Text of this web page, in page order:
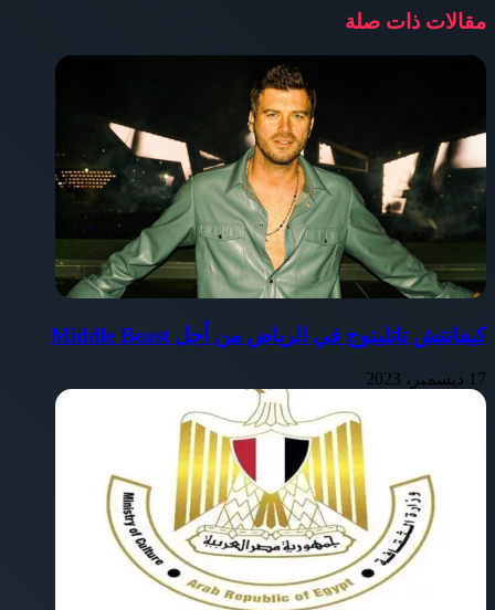
مقالات ذات صلة
كيفانتش تاتليتوج في الرياض من أجل Middle Beast
17 ديسمبر، 2023